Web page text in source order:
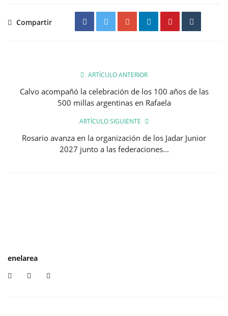
Compartir
ARTÍCULO ANTERIOR
Calvo acompañó la celebración de los 100 años de las
500 millas argentinas en Rafaela
ARTÍCULO SIGUIENTE
Rosario avanza en la organización de los Jadar Junior
2027 junto a las federaciones...
enelarea